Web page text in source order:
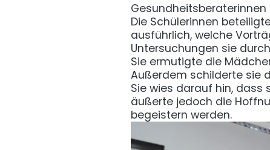
Die Schülerinnen
ausführlich, welche
Untersuchungen sie
Sie ermutigte die
Außerdem schilderte sie
Sie wies darauf hin,
äußerte jedoch die
begeistern werden.